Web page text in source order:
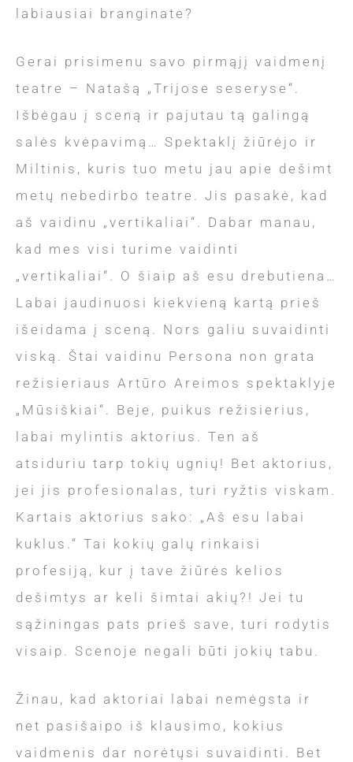
labiausiai branginate?
Gerai prisimenu savo pirmąjį vaidmenį
teatre – Natašą „Trijose seseryse“.
Išbėgau į sceną ir pajutau tą galingą
salės kvėpavimą… Spektaklį žiūrėjo ir
Miltinis, kuris tuo metu jau apie dešimt
metų nebedirbo teatre. Jis pasakė, kad
aš vaidinu „vertikaliai“. Dabar manau,
kad mes visi turime vaidinti
„vertikaliai“. O šiaip aš esu drebutiena…
Labai jaudinuosi kiekvieną kartą prieš
išeidama į sceną. Nors galiu suvaidinti
viską. Štai vaidinu Persona non grata
režisieriaus Artūro Areimos spektaklyje
„Mūsiškiai“. Beje, puikus režisierius,
labai mylintis aktorius. Ten aš
atsiduriu tarp tokių ugnių! Bet aktorius,
jei jis profesionalas, turi ryžtis viskam.
Kartais aktorius sako: „Aš esu labai
kuklus.“ Tai kokių galų rinkaisi
profesiją, kur į tave žiūrės kelios
dešimtys ar keli šimtai akių?! Jei tu
sąžiningas pats prieš save, turi rodytis
visaip. Scenoje negali būti jokių tabu.
Žinau, kad aktoriai labai nemėgsta ir
net pasišaipo iš klausimo, kokius
vaidmenis dar norėtųsi suvaidinti. Bet